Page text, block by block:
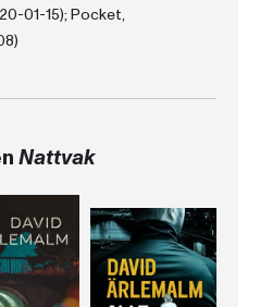
01-15); Pocket,
Nattvak